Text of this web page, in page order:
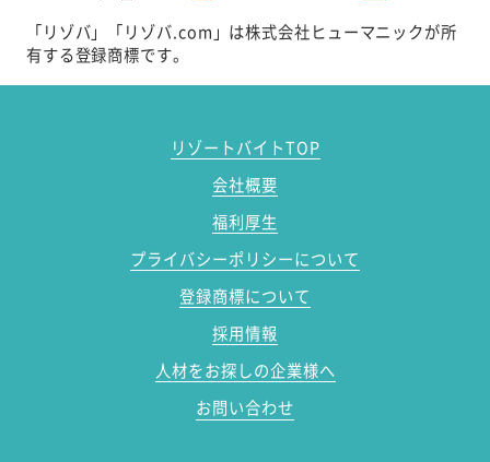
「リゾバ」「リゾバ.com」は株式会社ヒューマニックが所
有する登録商標です。
リゾートバイトTOP
会社概要
福利厚生
プライバシーポリシーについて
登録商標について
採用情報
人材をお探しの企業様へ
お問い合わせ